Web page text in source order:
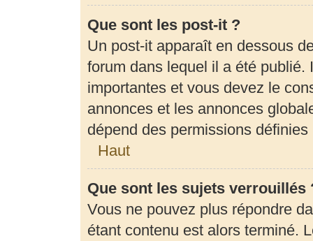
Que sont les post-it ?
Un post-it apparaît en dessous
forum dans lequel il a été
importantes et vous devez le
annonces et les annonces
dépend des permissions définies
Haut
Que sont les sujets verrouillés
Vous ne pouvez plus répondre
étant contenu est alors terminé.